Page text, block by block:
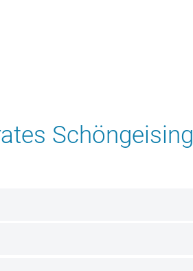
Schöngeising